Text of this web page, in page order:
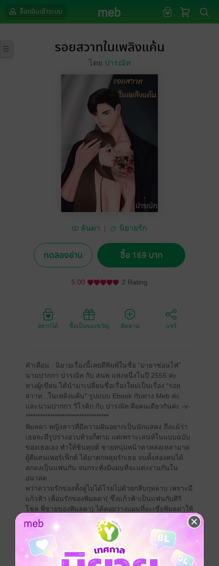
ล็อกอินเข้าระบบ
รอยสวาทในเพลิงแค้น
โดย ปารณัท
ลันตา นิยายรัก
ทดลองอ่าน ซื้อ 169 บาท
5.00 2 Rating
อยากได้ ซื้อเป็นของขวัญ ติดตาม แชร์
คำเตือน : นิยายเรื่องนี้เคยตีพิมพ์ในชื่อ “มายาซ่อนไฟ”
นามปากกา ปารณัท กับ สนพ.แห่งหนึ่งในปี 2555 ค่ะ
ทางผู้เขียน ได้นำมาเปลี่ยนชื่อเรื่องใหม่เป็นเรื่อง “รอย
สวาท...ในเพลิงแค้น” รูปแบบ Ebook กับทาง Meb ค่ะ
และนามปากกา วีโรติก กับ ปารณัท คือคนเดียวกันค่ะ -v-
**********************************
พิมลดา หญิงสาวที่มีความฝันอยากเป็นนักแสดง ถึงแม้ว่า
เธอจะมีรูปร่างอวบท้วมก็ตาม แต่เพราะเสน่ห์ในแบบฉบับ
ของเธอเอง ทำให้ชินคุปต์ ชายหนุ่มหน้าตาหล่อเหลามาด
ผู้ดีแสนเพอร์เฟ็กต์ ได้มาตกหลุมรักเธอ จนทั้งสองคนได้
ตกลงเป็นแฟนกัน จนกระทั่งมีแผนที่จะแต่งงานกันใน
อนาคต
ทว่าความรักของทั้งคู่ไม่ได้โรยไปด้วยกลีบกุหลาบ เพราะมี
แก้วฟ้า เพื่อนรักของพิมลดา( ซึ่งแก้วฟ้าเป็นแฟนกับศิริ
โชค พี่ชายของพิมลดา) ได้คอยวางแผนที่จะเขี่ยพิมลดาให้
ออกห่างจากชินคุปต์ แล้วแก้วฟ้าจะได้ครอบครองตัวชิน
คุปต์เสียเอง
วันหนึ่ง...แก้วฟ้าได้นำข่าวคอร์สสอนการแสดงของมาเรีย
คุสโซ่ นักแสดงผู้มีชื่อเสียงระดับอินเตอร์ ที่จะเปิดรับ
นักเรียนจากต่างประเทศให้มาเรียนการแสดงกับเธอที่